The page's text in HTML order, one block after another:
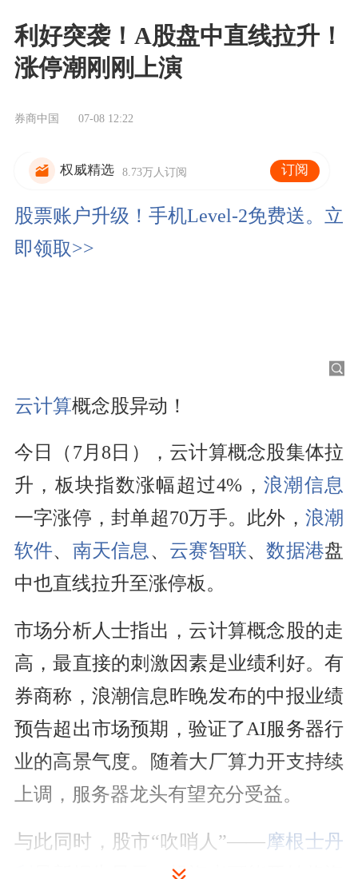
利好突袭！A股盘中直线拉升！
涨停潮刚刚上演
券商中国 07-08 12:22
权威精选 8.73万人订阅 订阅
股票账户升级！手机Level-2免费送。立
即领取>>
云计算概念股异动！
今日（7月8日），云计算概念股集体拉
升，板块指数涨幅超过4%，浪潮信息
一字涨停，封单超70万手。此外， 浪潮
软件、 南天信息、 云赛智联、数据港盘
中也直线拉升至涨停板。
市场分析人士指出，云计算概念股的走
高，最直接的刺激因素是业绩利好。有
券商称，浪潮信息昨晚发布的中报业绩
预告超出市场预期，验证了AI服务器行
业的高景气度。随着大厂算力开支持续
上调，服务器龙头有望充分受益。
与此同时，股市“吹哨人”——摩根士丹
最新报告显示，投资者可能开始将资